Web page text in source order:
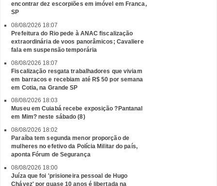
encontrar dez escorpiões em imóvel em Franca,
SP
08/08/2026 18:07
Prefeitura do Rio pede à ANAC fiscalização
extraordinária de voos panorâmicos; Cavaliere
fala em suspensão temporária
08/08/2026 18:07
Fiscalização resgata trabalhadores que viviam
em barracos e recebiam até R$ 50 por semana
em Cotia, na Grande SP
08/08/2026 18:03
Museu em Cuiabá recebe exposição ?Pantanal
em Mim? neste sábado (8)
08/08/2026 18:02
Paraíba tem segunda menor proporção de
mulheres no efetivo da Polícia Militar do país,
aponta Fórum de Segurança
08/08/2026 18:00
Juíza que foi 'prisioneira pessoal de Hugo
Chávez' por quase 10 anos é libertada na